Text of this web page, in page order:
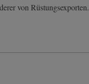
von Rüstungsexporten.